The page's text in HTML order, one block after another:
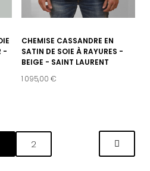
-
CHEMISE CASSANDRE EN
SATIN DE SOIE À RAYURES -
BEIGE - SAINT LAURENT
1 095,00 €
2